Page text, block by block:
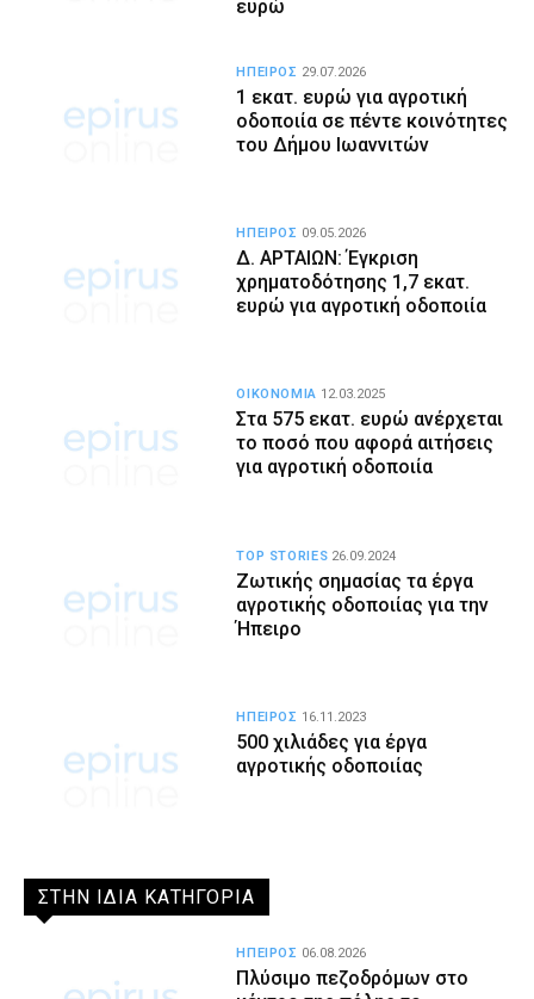
ευρώ
1 εκατ. ευρώ για αγροτική
οδοποιία σε πέντε κοινότητες
του Δήμου Ιωαννιτών
ΗΠΕΙΡΟΣ 29.07.2026
Δ. ΑΡΤΑΙΩΝ: Έγκριση
χρηματοδότησης 1,7 εκατ.
ευρώ για αγροτική οδοποιία
ΗΠΕΙΡΟΣ 09.05.2026
Στα 575 εκατ. ευρώ ανέρχεται
το ποσό που αφορά αιτήσεις
για αγροτική οδοποιία
ΟΙΚΟΝΟΜΙΑ 12.03.2025
Ζωτικής σημασίας τα έργα
αγροτικής οδοποιίας για την
Ήπειρο
TOP STORIES 26.09.2024
500 χιλιάδες για έργα
αγροτικής οδοποιίας
ΗΠΕΙΡΟΣ 16.11.2023
ΣΤΗΝ ΙΔΙΑ ΚΑΤΗΓΟΡΙΑ
Πλύσιμο πεζοδρόμων στο
ΗΠΕΙΡΟΣ 06.08.2026